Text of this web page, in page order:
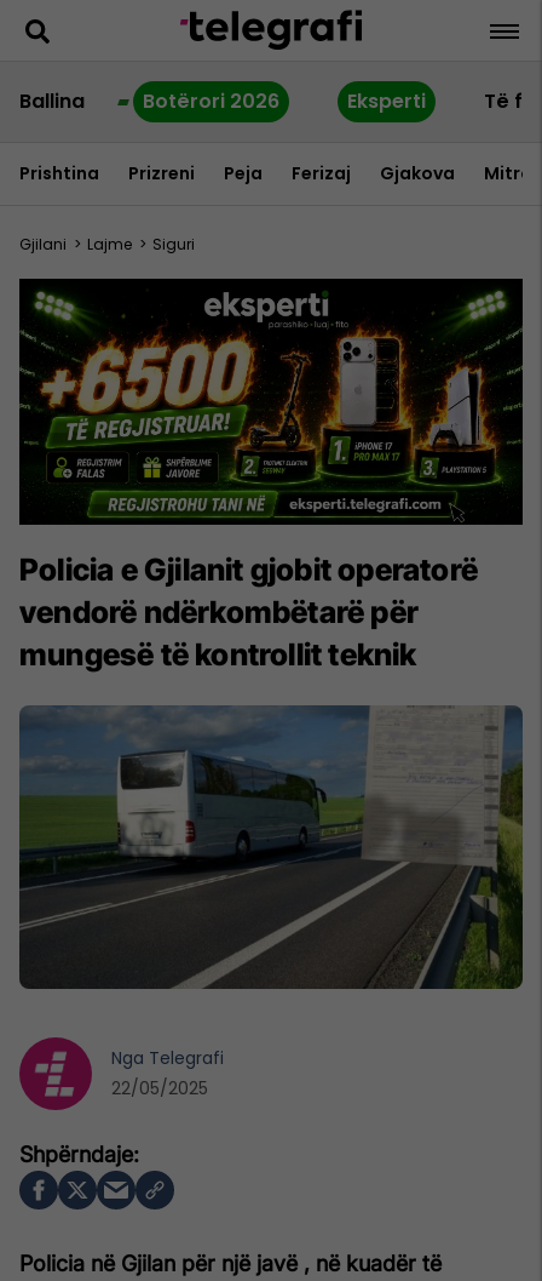
Ballina Botërori 2026 Eksperti Të
Prishtina Prizreni Peja Ferizaj Gjakova
Gjilani > Lajme > Siguri
Policia e Gjilanit gjobit operatorë
vendorë ndërkombëtarë për
mungesë të kontrollit teknik
Policia në Gjilan për një javë , në kuadër të
Nga Telegrafi
22/05/2025